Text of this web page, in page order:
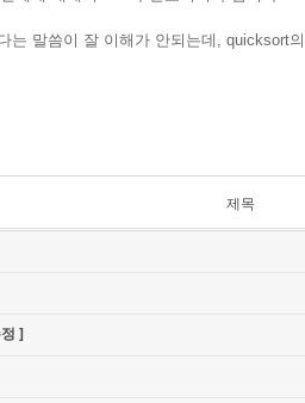
는 말씀이 잘 이해가 안되는데, quicksort
제목
]